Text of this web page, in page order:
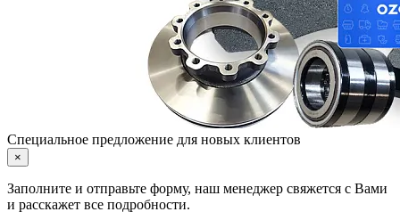
Специальное предложение для новых клиентов
×
Заполните и отправьте форму, наш менеджер свяжется с Вами
и расскажет все подробности.